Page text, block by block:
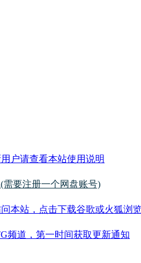
户请查看本站使用说明
要注册一个网盘账号)
本站，点击下载谷歌或火狐浏
频道，第一时间获取更新通知